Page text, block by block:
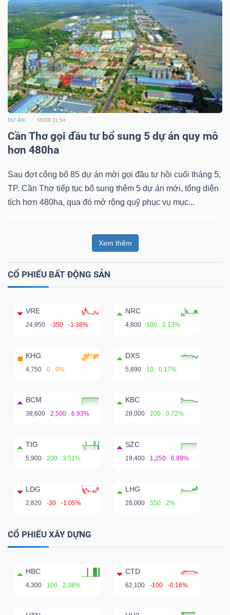
DỰ ÁN 05/08 11:54
Cần Thơ gọi đầu tư bổ sung 5 dự án quy mô
hơn 480ha
Sau đợt công bố 85 dự án mời gọi đầu tư hồi cuối tháng 5,
TP. Cần Thơ tiếp tục bổ sung thêm 5 dự án mới, tổng diện
tích hơn 480ha, qua đó mở rộng quỹ phục vụ mục...
Xem thêm
CỔ PHIẾU BẤT ĐỘNG SẢN
VRE
24,950 -350 -1.38%
NRC
4,800 100 2.13%
KHG
4,750 0 0%
DXS
5,890 10 0.17%
BCM
38,600 2,500 6.93%
KBC
28,000 200 0.72%
TIG
5,900 200 3.51%
SZC
19,400 1,250 6.89%
LDG
2,820 -30 -1.05%
LHG
28,000 550 2%
CỔ PHIẾU XÂY DỰNG
HBC
4,300 100 2.38%
CTD
62,100 -100 -0.16%